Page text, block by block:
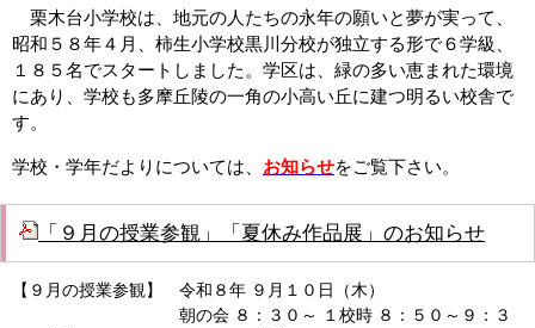
栗木台小学校は、地元の人たちの永年の願いと夢が実って、
昭和５８年４月、柿生小学校黒川分校が独立する形で６学級、
１８５名でスタートしました。学区は、緑の多い恵まれた環境
にあり、学校も多摩丘陵の一角の小高い丘に建つ明るい校舎で
す。
学校・学年だよりについては、 お知らせをご覧下さい。
「９月の授業参観」「夏休み作品展」のお知らせ
【９月の授業参観】 令和８年 ９月１０日（木）
朝の会 ８：３０～ １校時 ８：５０～９：３